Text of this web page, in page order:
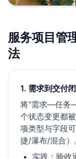
服务项目管
法
1. 需求到交付
将“需求—任务
个状态变更都
项类型与字段
捷/瀑布/混合）
实践：验收